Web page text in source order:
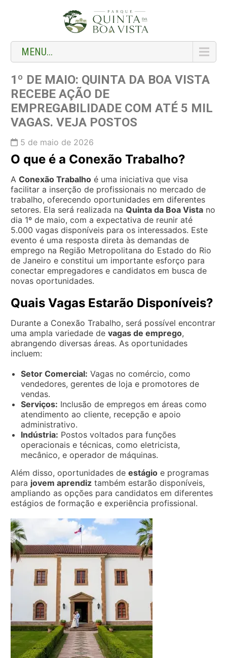
MENU...
1º DE MAIO: QUINTA DA BOA VISTA
RECEBE AÇÃO DE
EMPREGABILIDADE COM ATÉ 5 MIL
VAGAS. VEJA POSTOS
5 de maio de 2026
O que é a Conexão Trabalho?
A Conexão Trabalho é uma iniciativa que visa
facilitar a inserção de profissionais no mercado de
trabalho, oferecendo oportunidades em diferentes
setores. Ela será realizada na Quinta da Boa Vista no
dia 1º de maio, com a expectativa de reunir até
5.000 vagas disponíveis para os interessados. Este
evento é uma resposta direta às demandas de
emprego na Região Metropolitana do Estado do Rio
de Janeiro e constitui um importante esforço para
conectar empregadores e candidatos em busca de
novas oportunidades.
Quais Vagas Estarão Disponíveis?
Durante a Conexão Trabalho, será possível encontrar
uma ampla variedade de vagas de emprego,
abrangendo diversas áreas. As oportunidades
incluem:
Setor Comercial: Vagas no comércio, como
vendedores, gerentes de loja e promotores de
vendas.
Serviços: Inclusão de empregos em áreas como
atendimento ao cliente, recepção e apoio
administrativo.
Indústria: Postos voltados para funções
operacionais e técnicas, como eletricista,
mecânico, e operador de máquinas.
Além disso, oportunidades de estágio e programas
para jovem aprendiz também estarão disponíveis,
ampliando as opções para candidatos em diferentes
estágios de formação e experiência profissional.